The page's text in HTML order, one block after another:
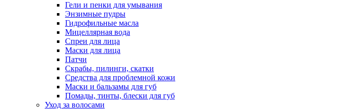
Гели и пенки для умывания
Энзимные пудры
Гидрофильные масла
Мицеллярная вода
Спреи для лица
Маски для лица
Патчи
Скрабы, пилинги, скатки
Средства для проблемной кожи
Маски и бальзамы для губ
Помады, тинты, блески для губ
Уход за волосами